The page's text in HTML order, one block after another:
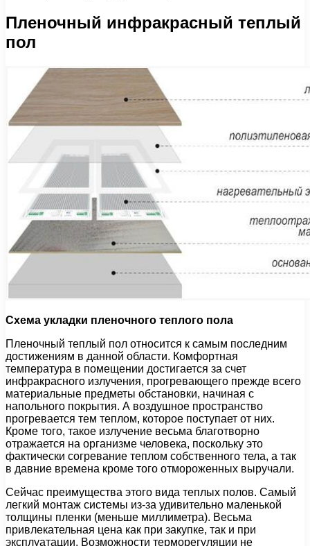
Пленочный инфракрасный теплый
пол
Схема укладки пленочного теплого пола
Пленочный теплый пол относится к самым последним
достижениям в данной области. Комфортная
температура в помещении достигается за счет
инфракрасного излучения, прогревающего прежде всего
материальные предметы обстановки, начиная с
напольного покрытия. А воздушное пространство
прогревается тем теплом, которое поступает от них.
Кроме того, такое излучение весьма благотворно
отражается на организме человека, поскольку это
фактически согревание теплом собственного тела, а так
в давние времена кроме того отмороженных выручали.
Сейчас преимущества этого вида теплых полов. Самый
легкий монтаж системы из-за удивительно маленькой
толщины пленки (меньше миллиметра). Весьма
привлекательная цена как при закупке, так и при
эксплуатации. Возможности терморегуляции не